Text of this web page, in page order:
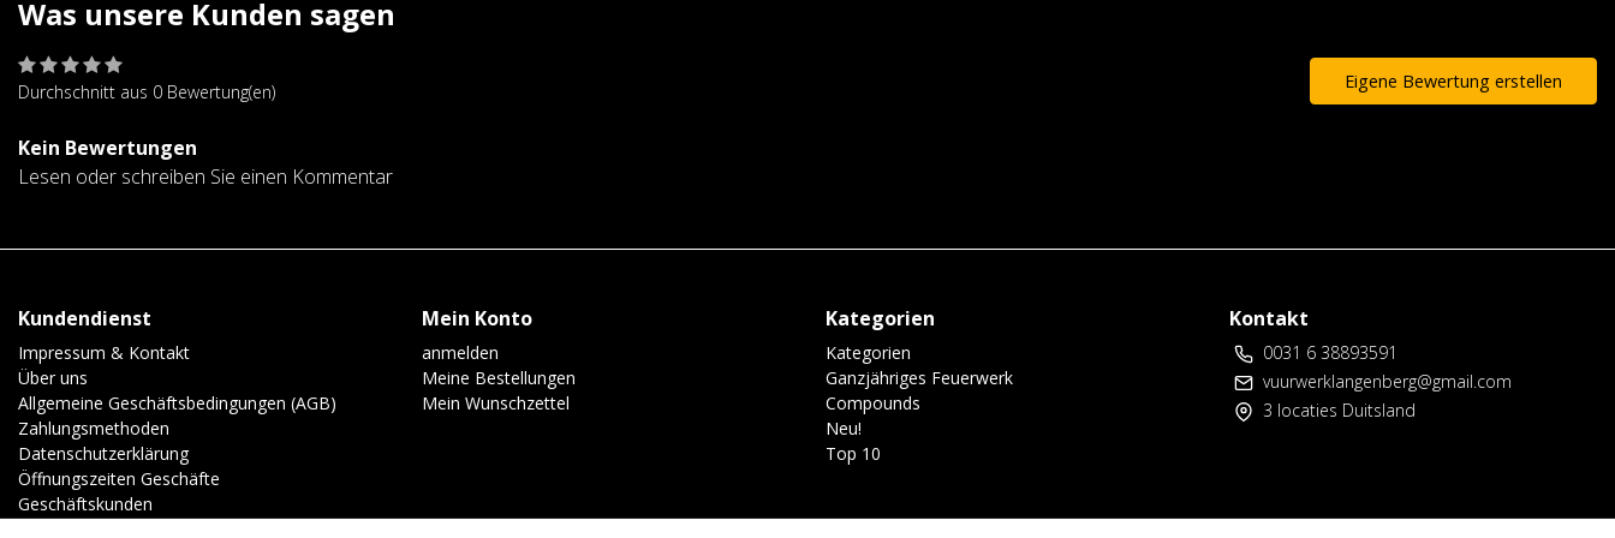
Was unsere Kunden sagen
Durchschnitt aus 0 Bewertung(en) Eigene Bewertung erstellen
Kein Bewertungen
Lesen oder schreiben Sie einen Kommentar
Kundendienst
Impressum & Kontakt
Über uns
Allgemeine Geschäftsbedingungen (AGB)
Zahlungsmethoden
Datenschutzerklärung
Öffnungszeiten Geschäfte
Geschäftskunden
Mein Konto
anmelden
Meine Bestellungen
Mein Wunschzettel
Kategorien
Kategorien
Ganzjähriges Feuerwerk
Compounds
Neu!
Top 10
Kontakt
0031 6 38893591
vuurwerklangenberg@gmail.com
3 locaties Duitsland